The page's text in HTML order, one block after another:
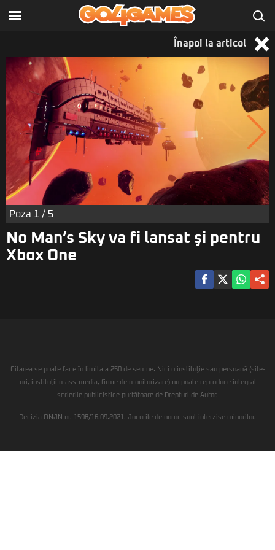
Înapoi la articol
Poza 1 / 5
No Man’s Sky va fi lansat şi pentru
Xbox One
Citarea se poate face în limita a 250 de semne. Nici o instituţie sau persoană (site-
uri, instituţii mass-media, firme de monitorizare) nu poate reproduce integral
scrierile publicistice purtătoare de Drepturi de Autor.
Decizia ONJN nr. 1598/16.09.2021. Jocurile de noroc sunt interzise minorilor.